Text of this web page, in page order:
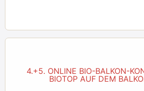
4.+5. ONLINE BIO-BALKON-
BIOTOP AUF DEM